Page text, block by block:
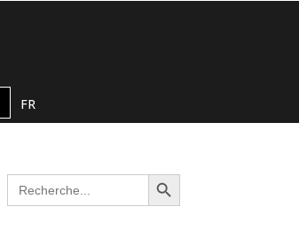
FR
Search
for:
Search Button